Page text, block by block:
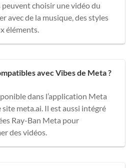
choisir une vidéo du
avec de la musique, des styles
éléments.
avec Vibes de Meta ?
dans l’application Meta
meta.ai. Il est aussi intégré
Ray-Ban Meta pour
des vidéos.